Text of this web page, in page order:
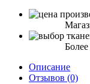
Описание
Отзывов (0)